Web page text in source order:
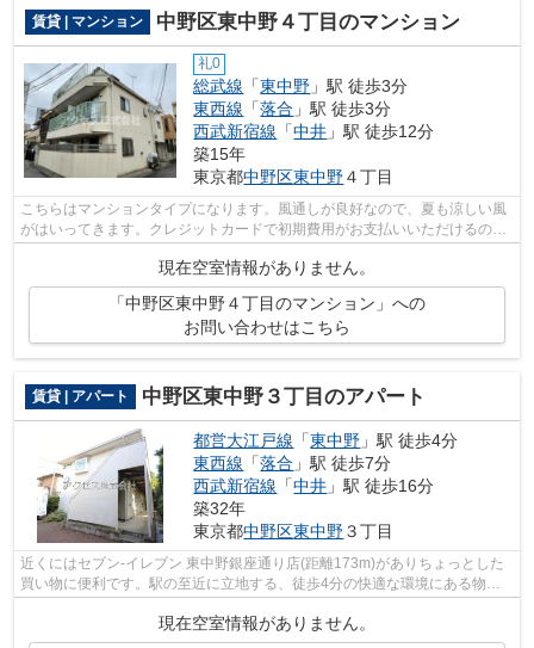
賃貸 | マンション 中野区東中野４丁目のマンション
礼0
総武線 「東中野 」駅 徒歩3分
東西線 「落合 」駅 徒歩3分
西武新宿線 「中井 」駅 徒歩12分
築15年
東京都中野区東中野４丁目
こちらはマンションタイプになります。風通しが良好なので、夏も涼しい風
がはいってきます。クレジットカードで初期費用がお支払いいただけるの
で、決済の手間が軽減できます。2駅利用...
現在空室情報がありません。
「中野区東中野４丁目のマンション」への
お問い合わせはこちら
賃貸 | アパート 中野区東中野３丁目のアパート
都営大江戸線 「東中野 」駅 徒歩4分
東西線 「落合 」駅 徒歩7分
西武新宿線 「中井 」駅 徒歩16分
築32年
東京都中野区東中野３丁目
近くにはセブン‐イレブン 東中野銀座通り店(距離173m)がありちょっとした
買い物に便利です。駅の至近に立地する、徒歩4分の快適な環境にある物件
現在空室情報がありません。